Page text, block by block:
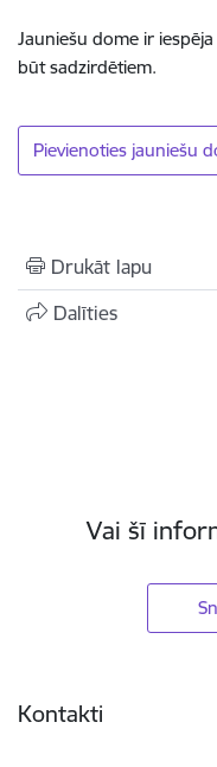
Jauniešu dome ir
būt sadzirdētiem.
Pievienoties jauniešu
Drukāt lapu
Dalīties
Vai šī
Kontakti